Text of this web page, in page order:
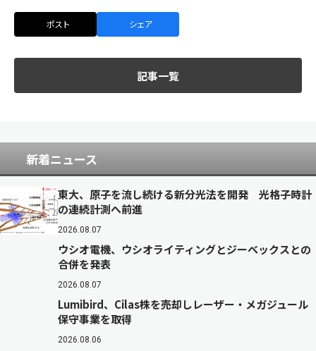
ポスト シェア
記事一覧
新着ニュース
東大、原子を流し続ける新分光法を開発 光格子時計
の連続計測へ前進
2026.08.07
ウシオ電機、ウシオライティングとジーベックスとの
合併を発表
2026.08.07
Lumibird、Cilas株を売却しレーザー・メガジュール
保守事業を取得
2026.08.06